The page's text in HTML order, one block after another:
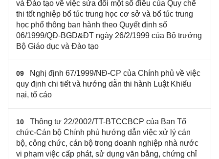
và Đào tạo về việc sửa đổi một số điều của Quy chế
thi tốt nghiệp bổ túc trung học cơ sở và bổ túc trung
học phổ thông ban hành theo Quyết định số
06/1999/QĐ-BGD&ĐT ngày 26/2/1999 của Bộ trưởng
Bộ Giáo dục và Đào tạo
09
Nghị định 67/1999/NĐ-CP của Chính phủ về việc
quy định chi tiết và hướng dẫn thi hành Luật Khiếu
nại, tố cáo
10
Thông tư 22/2002/TT-BTCCBCP của Ban Tổ
chức-Cán bộ Chính phủ hướng dẫn việc xử lý cán
bộ, công chức, cán bộ trong doanh nghiệp nhà nước
vi phạm việc cấp phát, sử dụng văn bằng, chứng chỉ